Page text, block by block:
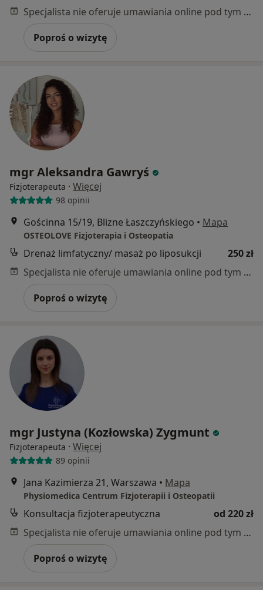
Specjalista nie oferuje umawiania online pod tym adresem.
Poproś o wizytę
mgr Aleksandra Gawryś
Fizjoterapeuta · Więcej
98 opinii
Gościnna 15/19, Blizne Łaszczyńskiego • Mapa
OSTEOLOVE Fizjoterapia i Osteopatia
Drenaż limfatyczny/ masaż po liposukcji
250 zł
Specjalista nie oferuje umawiania online pod tym adresem.
Poproś o wizytę
mgr Justyna (Kozłowska) Zygmunt
Fizjoterapeuta · Więcej
89 opinii
Jana Kazimierza 21, Warszawa • Mapa
Physiomedica Centrum Fizjoterapii i Osteopatii
Konsultacja fizjoterapeutyczna
od 220 zł
Specjalista nie oferuje umawiania online pod tym adresem.
Poproś o wizytę